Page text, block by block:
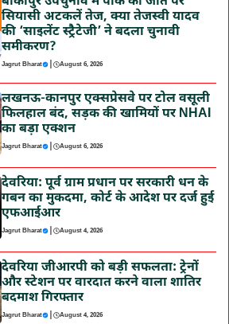
सियासी अटकलें तेज, क्या तेजस्वी यादव
की ‘साइलेंट स्ट्रैटेजी’ ने बदला चुनावी
समीकरण?
Jagrut Bharat | August 6, 2026
लखनऊ-कानपुर एक्सप्रेसवे पर टोल वसूली
फिलहाल बंद, सड़क की खामियों पर NHAI
का बड़ा एक्शन
Jagrut Bharat | August 6, 2026
देवरिया: पूर्व ग्राम प्रधान पर सरकारी धन के
गबन का मुकदमा, कोर्ट के आदेश पर दर्ज हुई
एफआईआर
Jagrut Bharat | August 4, 2026
देवरिया जीआरपी को बड़ी सफलता: ट्रेनों
और स्टेशन पर वारदात करने वाला शातिर
बदमाश गिरफ्तार
Jagrut Bharat | August 4, 2026